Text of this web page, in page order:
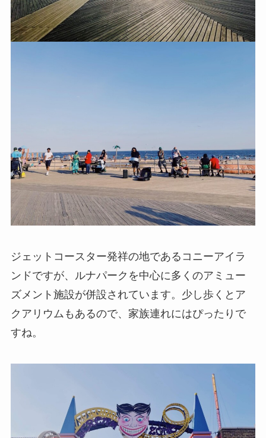
ジェットコースター発祥の地であるコニーアイラ
ンドですが、ルナパークを中心に多くのアミュー
ズメント施設が併設されています。少し歩くとア
クアリウムもあるので、家族連れにはぴったりで
すね。